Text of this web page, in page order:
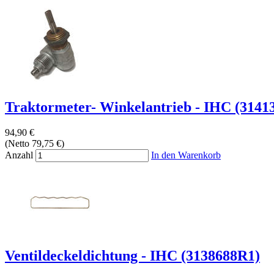
Traktormeter- Winkelantrieb - IHC
94,90 €
(Netto 79,75 €)
Anzahl
In den Warenkorb
Ventildeckeldichtung - IHC (3138688R1)